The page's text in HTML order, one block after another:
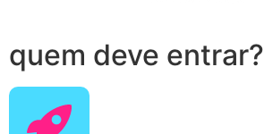
quem deve entrar?